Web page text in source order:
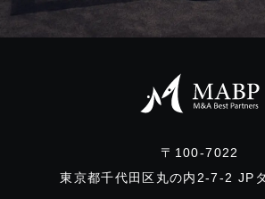
〒100-7022
東京都千代田区丸の内2-7-2 JP